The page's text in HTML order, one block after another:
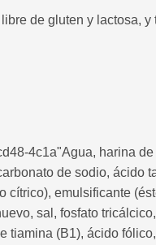
de gluten y lactosa,
4c1a"Agua, harina
de sodio, ácido
emulsificante
sal, fosfato
tiamina (B1), ácido